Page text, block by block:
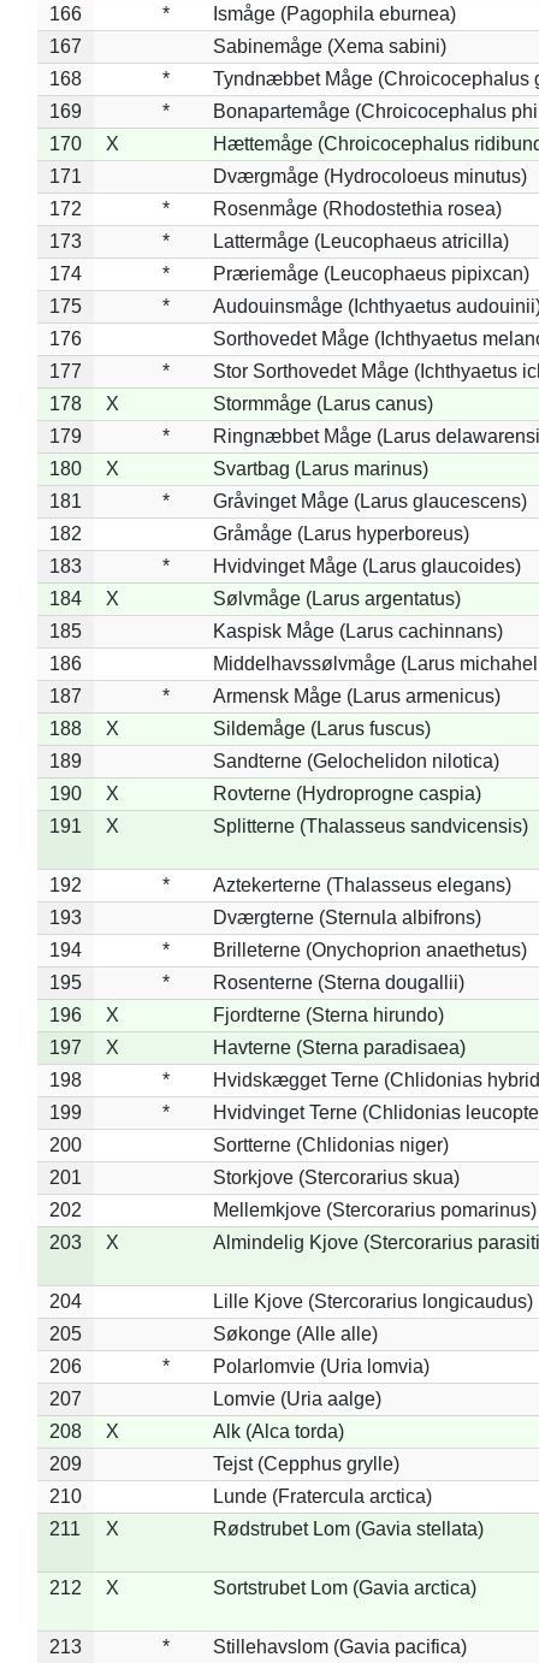
166 *
Ismåge (Pagophila eburnea)
167
Sabinemåge (Xema sabini)
168
*
Tyndnæbbet Måge (Chroicocephalus
169
*
Bonapartemåge (Chroicocephalus
170
X
Hættemåge (Chroicocephalus
171
Dværgmåge (Hydrocoloeus minutus)
172
*
Rosenmåge (Rhodostethia rosea)
173
*
Lattermåge (Leucophaeus atricilla)
174
*
Præriemåge (Leucophaeus pipixcan)
175
*
Audouinsmåge (Ichthyaetus
176
Sorthovedet Måge (Ichthyaetus
177
*
Stor Sorthovedet Måge (Ichthyaetus
178
X
Stormmåge (Larus canus)
179
*
Ringnæbbet Måge (Larus
180
X
Svartbag (Larus marinus)
181
*
Gråvinget Måge (Larus glaucescens)
182
Gråmåge (Larus hyperboreus)
183
*
Hvidvinget Måge (Larus glaucoides)
184
X
Sølvmåge (Larus argentatus)
185
Kaspisk Måge (Larus cachinnans)
186
Middelhavssølvmåge (Larus
187
*
Armensk Måge (Larus armenicus)
188
X
Sildemåge (Larus fuscus)
189
Sandterne (Gelochelidon nilotica)
190
X
Rovterne (Hydroprogne caspia)
191
X Splitterne (Thalasseus sandvicensis)
192 *
Aztekerterne (Thalasseus elegans)
193
Dværgterne (Sternula albifrons)
194
*
Brilleterne (Onychoprion anaethetus)
195
*
Rosenterne (Sterna dougallii)
196
X
Fjordterne (Sterna hirundo)
197
X
Havterne (Sterna paradisaea)
198
*
Hvidskægget Terne (Chlidonias
199
*
Hvidvinget Terne (Chlidonias
200
Sortterne (Chlidonias niger)
201
Storkjove (Stercorarius skua)
202
Mellemkjove (Stercorarius pomarinus)
203
X Almindelig Kjove (Stercorarius
204
Lille Kjove (Stercorarius longicaudus)
205
Søkonge (Alle alle)
206
*
Polarlomvie (Uria lomvia)
207
Lomvie (Uria aalge)
208
X
Alk (Alca torda)
209
Tejst (Cepphus grylle)
210
Lunde (Fratercula arctica)
211
X Rødstrubet Lom (Gavia stellata)
212 X Sortstrubet Lom (Gavia arctica)
213 * Stillehavslom (Gavia pacifica)